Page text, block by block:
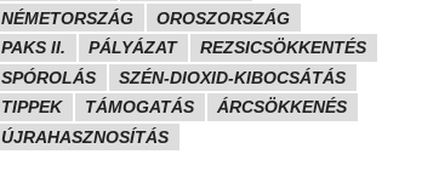
NÉMETORSZÁG
OROSZORSZÁG
PAKS II.
PÁLYÁZAT
REZSICSÖKKENTÉS
SPÓROLÁS
SZÉN-DIOXID-KIBOCSÁTÁS
TIPPEK
TÁMOGATÁS
ÁRCSÖKKENÉS
ÚJRAHASZNOSÍTÁS